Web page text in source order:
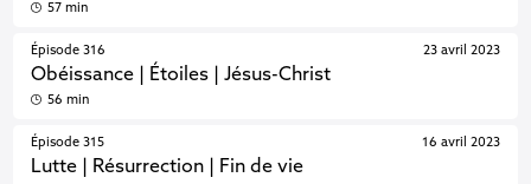
57 min
Épisode 316
Obéissance | Étoiles | Jésus-Christ
23 avril 2023
56 min
Épisode 315
Lutte | Résurrection | Fin de vie
16 avril 2023